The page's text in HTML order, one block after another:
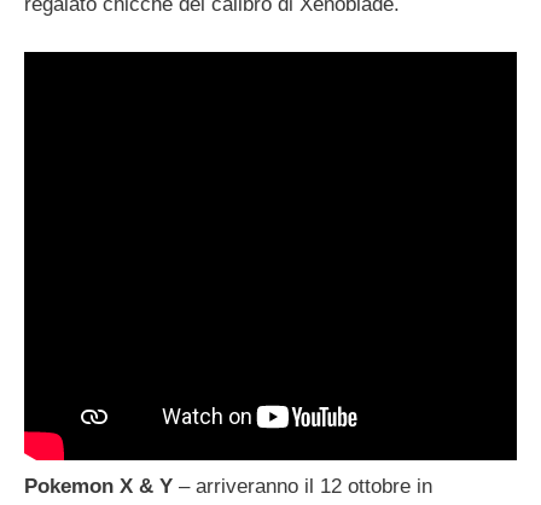
regalato chicche del calibro di Xenoblade.
Pokemon X & Y – arriveranno il 12 ottobre in